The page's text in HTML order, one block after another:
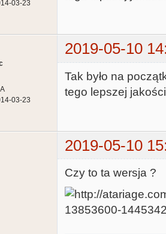
03-23
2019-05-10
03-23
Tak było na
tego lepszej
2019-05-10
Czy to ta wersja ?